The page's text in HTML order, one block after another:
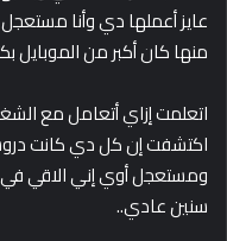
عايز أعملها دي وأنا
منها كان أكبر من الموبايل
اتعلمت إزاي أتعامل مع
اكتشفت إن كل دي كانت
ومستعجل أوي إني الاقي
سنين عادي..